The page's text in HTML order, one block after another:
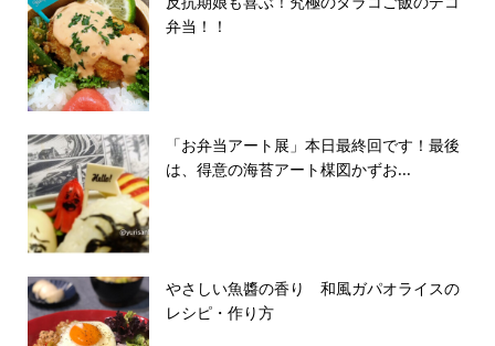
弁当！！
「お弁当アート展」本日最終回です！最後
は、得意の海苔アート楳図かずお...
やさしい魚醬の香り 和風ガパオライスの
レシピ・作り方